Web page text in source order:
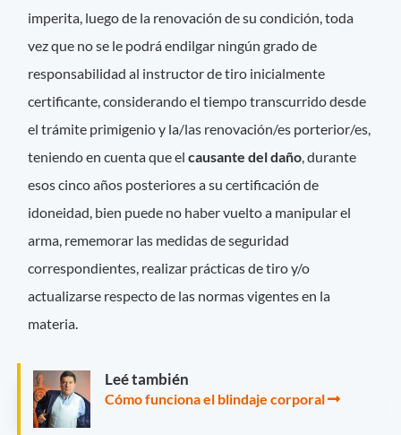
imperita, luego de la renovación de su condición, toda
vez que no se le podrá endilgar ningún grado de
responsabilidad al instructor de tiro inicialmente
certificante, considerando el tiempo transcurrido desde
el trámite primigenio y la/las renovación/es porterior/es,
teniendo en cuenta que elcausante del daño, durante
esos cinco años posteriores a su certificación de
idoneidad, bien puede no haber vuelto a manipular el
arma, rememorar las medidas de seguridad
correspondientes, realizar prácticas de tiro y/o
actualizarse respecto de las normas vigentes en la
materia.
Leé también
Cómo funciona el blindaje corporal